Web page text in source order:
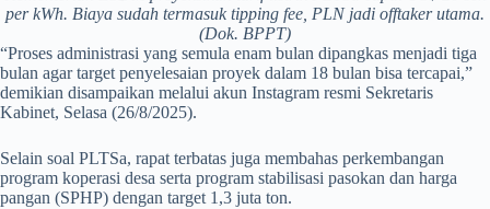
per kWh. Biaya sudah termasuk tipping fee, PLN jadi offtaker utama.
(Dok. BPPT)
“Proses administrasi yang semula enam bulan dipangkas menjadi tiga
bulan agar target penyelesaian proyek dalam 18 bulan bisa tercapai,”
demikian disampaikan melalui akun Instagram resmi Sekretaris
Kabinet, Selasa (26/8/2025).
Selain soal PLTSa, rapat terbatas juga membahas perkembangan
program koperasi desa serta program stabilisasi pasokan dan harga
pangan (SPHP) dengan target 1,3 juta ton.